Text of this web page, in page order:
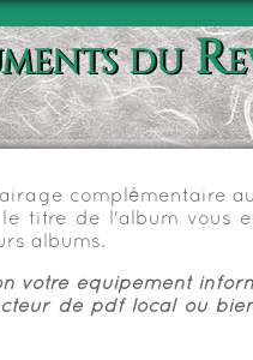
du
complémentaire
titre de l'album vous
albums.
votre équipement
de pdf local ou